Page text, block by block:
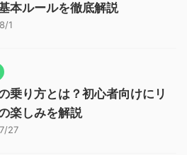
本ルールを徹底解説
1
乗り方とは？初心者向けにリ
楽しみを解説
27